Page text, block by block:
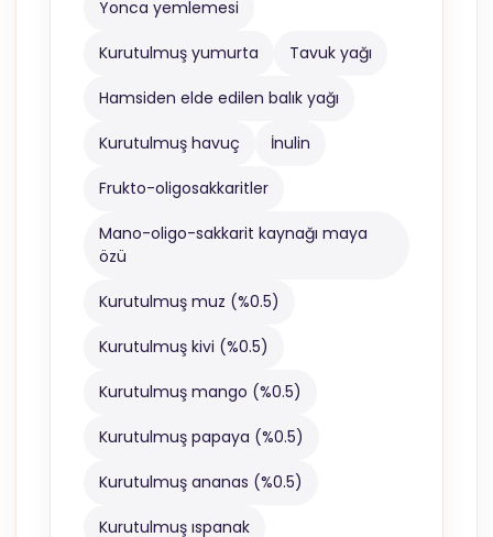
Yonca yemlemesi
Kurutulmuş yumurta Tavuk yağı
Hamsiden elde edilen balık yağı
Kurutulmuş havuç İnulin
Frukto-oligosakkaritler
Mano-oligo-sakkarit kaynağı maya
özü
Kurutulmuş muz (%0.5)
Kurutulmuş kivi (%0.5)
Kurutulmuş mango (%0.5)
Kurutulmuş papaya (%0.5)
Kurutulmuş ananas (%0.5)
Kurutulmuş ıspanak